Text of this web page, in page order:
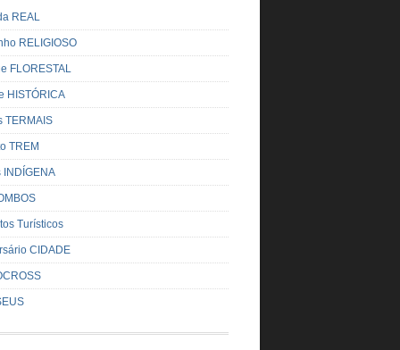
REAL
RELIGIOSO
FLORESTAL
HISTÓRICA
TERMAIS
TREM
INDÍGENA
Turísticos
CIDADE